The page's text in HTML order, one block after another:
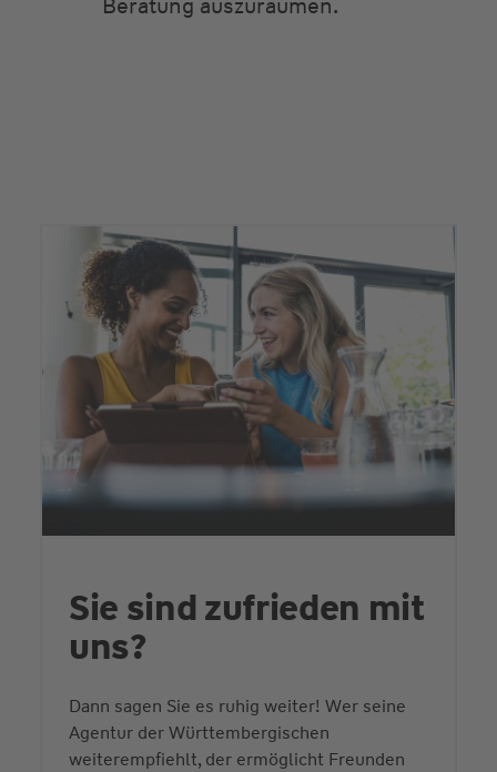
Sie sind zufrieden mit
uns?
Dann sagen Sie es ruhig weiter! Wer seine
Agentur der Württembergischen
weiterempfiehlt, der ermöglicht Freunden